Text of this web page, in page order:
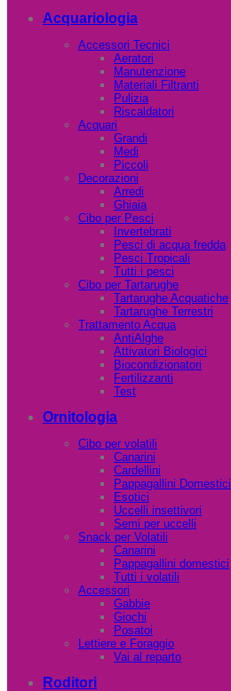
Acquariologia
Accessori Tecnici
Aeratori
Manutenzione
Materiali Filtranti
Pulizia
Riscaldatori
Acquari
Grandi
Medi
Piccoli
Decorazioni
Arredi
Ghiaia
Cibo per Pesci
Invertebrati
Pesci di acqua fredda
Pesci Tropicali
Tutti i pesci
Cibo per Tartarughe
Tartarughe Acquatiche
Tartarughe Terrestri
Trattamento Acqua
AntiAlghe
Attivatori Biologici
Biocondizionatori
Fertilizzanti
Test
Ornitologia
Cibo per volatili
Canarini
Cardellini
Pappagallini Domestici
Esotici
Uccelli insettivori
Semi per uccelli
Snack per Volatili
Canarini
Pappagallini domestici
Tutti i volatili
Accessori
Gabbie
Giochi
Posatoi
Lettiere e Foraggio
Vai al reparto
Roditori